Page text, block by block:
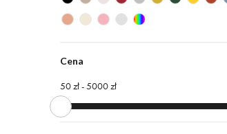
Cena
50 zł -5000 zł